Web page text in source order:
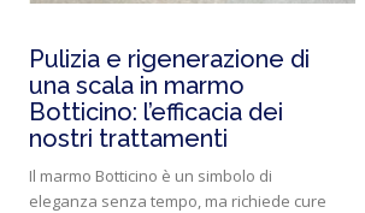
Pulizia e rigenerazione di
una scala in marmo
Botticino: l’efficacia dei
nostri trattamenti
Il marmo Botticino è un simbolo di
eleganza senza tempo, ma richiede cure